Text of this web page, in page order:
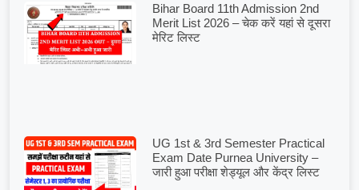
Bihar Board 11th Admission 2nd
Merit List 2026 – चेक करें यहां से दूसरा
मेरिट लिस्ट
UG 1st & 3rd Semester Practical
Exam Date Purnea University –
जारी हुआ परीक्षा शेड्यूल और केंद्र लिस्ट